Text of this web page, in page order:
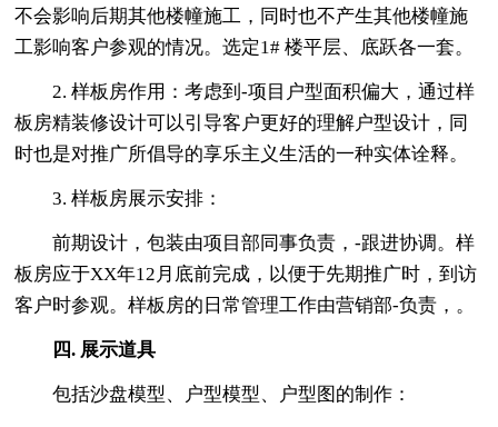
不会影响后期其他楼幢施工，同时也不产生其他楼幢施
工影响客户参观的情况。选定1# 楼平层、底跃各一套。
2. 样板房作用：考虑到-项目户型面积偏大，通过样
板房精装修设计可以引导客户更好的理解户型设计，同
时也是对推广所倡导的享乐主义生活的一种实体诠释。
3. 样板房展示安排：
前期设计，包装由项目部同事负责，-跟进协调。样
板房应于XX年12月底前完成，以便于先期推广时，到访
客户时参观。样板房的日常管理工作由营销部-负责，。
四. 展示道具
包括沙盘模型、户型模型、户型图的制作：